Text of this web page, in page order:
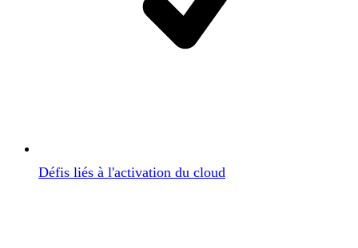
Défis liés à l'activation du cloud